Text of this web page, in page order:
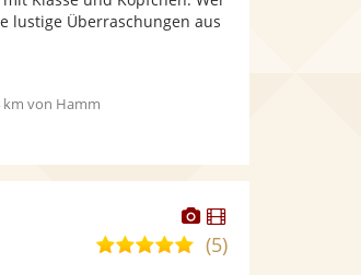
Sternen
lustige Überraschungen aus
km von Hamm
Dieser
Künstler
stellt
Dieser
Künstler
5,0(5)